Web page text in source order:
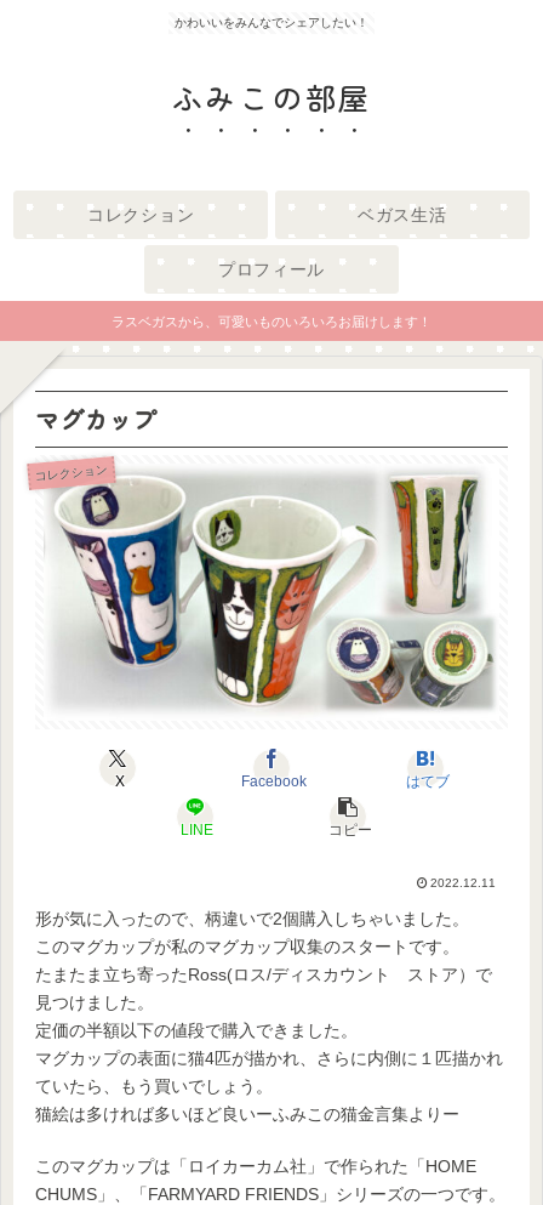
かわいいをみんなでシェアしたい！
ふみこの部屋
コレクション ベガス生活
プロフィール
ラスベガスから、可愛いものいろいろお届けします！
マグカップ
コレクション
X Facebook はてブ
LINE コピー
2022.12.11
形が気に入ったので、柄違いで2個購入しちゃいました。
このマグカップが私のマグカップ収集のスタートです。
たまたま立ち寄ったRoss(ロス/ディスカウント ストア）で
見つけました。
定価の半額以下の値段で購入できました。
マグカップの表面に猫4匹が描かれ、さらに内側に１匹描かれ
ていたら、もう買いでしょう。
猫絵は多ければ多いほど良いーふみこの猫金言集よりー
このマグカップは「ロイカーカム社」で作られた「HOME
CHUMS」、「FARMYARD FRIENDS」シリーズの一つです。